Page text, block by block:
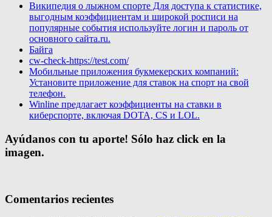
Википедия о лыжном спорте Для доступа к статистике,
выгодным коэффициентам и широкой росписи на
популярные события используйте логин и пароль от
основного сайта.ru.
Байга
cw-check-https://test.com/
Мобильные приложения букмекерских компаний:
Установите приложение для ставок на спорт на свой
телефон.
Winline предлагает коэффициенты на ставки в
киберспорте, включая DOTA, CS и LOL.
Ayúdanos con tu aporte! Sólo haz click en la
imagen.
Comentarios recientes